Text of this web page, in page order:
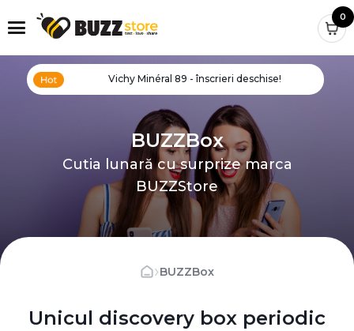
0
Vichy Minéral 89 - înscrieri deschise!
BUZZBox
Cutia lunară cu surprize marca
BUZZStore
›BUZZBox
Unicul discovery box periodic